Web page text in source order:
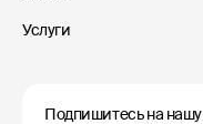
Услуги
Подпишитесь на